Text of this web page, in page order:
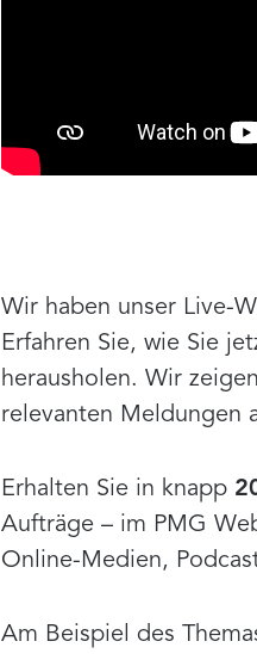
Wir haben unser Live-
Erfahren Sie, wie Sie
herausholen. Wir
relevanten Meldungen
Erhalten Sie in knapp
Aufträge – im PMG
Online-Medien,
Am Beispiel des